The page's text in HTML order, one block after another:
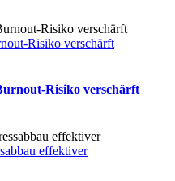
Risiko verschärft
Risiko verschärft
effektiver